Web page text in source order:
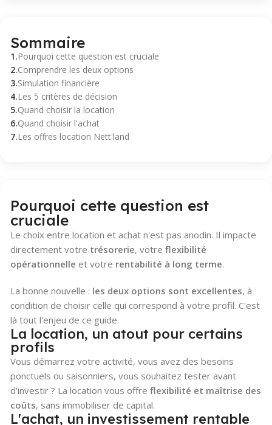
Sommaire
Pourquoi cette question est cruciale
Comprendre les deux options
Simulation financière
Les 5 critères de décision
Quand choisir la location
Quand choisir l'achat
Les offres location Nett'land
Pourquoi cette question est
cruciale
Le choix entre location et achat n'est pas anodin. Il impacte
directement votre trésorerie, votre flexibilité
opérationnelle et votre rentabilité à long terme.
La bonne nouvelle : les deux options sont excellentes, à
condition de choisir celle qui correspond à votre profil. C'est
là tout l'enjeu de ce guide.
La location, un atout pour certains
profils
Vous démarrez votre activité, vous avez des besoins
ponctuels ou saisonniers, vous souhaitez tester avant
d'investir ? La location vous offre flexibilité et maîtrise des
coûts, sans immobiliser de capital.
L'achat, un investissement rentable